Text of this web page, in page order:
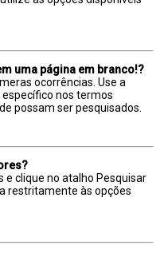
uma página em branco!?
ocorrências. Use a
nos termos
possam ser pesquisados.
e clique no atalho Pesquisar
restritamente às opções